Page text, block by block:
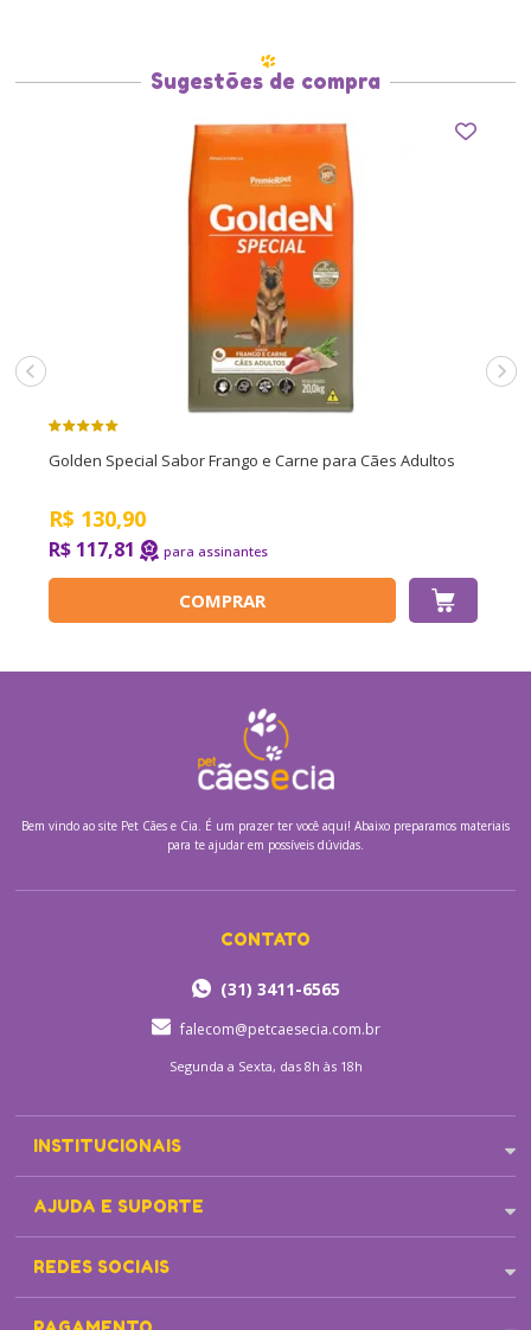
Sugestões de compra
Golden Special Sabor Frango e Carne para Cães Adultos
R$ 130,90
R$ 117,81
COMPRAR
Bem vindo ao site Pet Cães e Cia. É um prazer ter você aqui! Abaixo preparamos materiais
para te ajudar em possíveis dúvidas.
CONTATO
(31) 3411-6565
falecom@petcaesecia.com.br
Segunda a Sexta, das 8h às 18h
INSTITUCIONAIS
AJUDA E SUPORTE
REDES SOCIAIS